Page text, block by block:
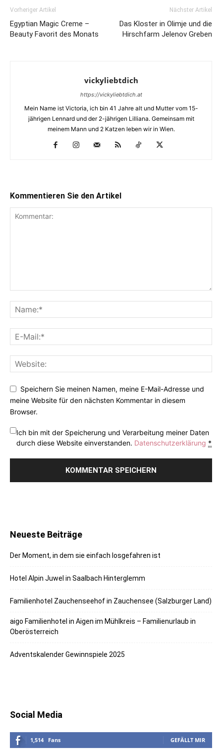
Vorheriger Artikel
Egyptian Magic Creme –
Beauty Favorit des Monats
Nächster Artikel
Das Kloster in Olimje und die
Hirschfarm Jelenov Greben
vickyliebtdich
https://vickyliebtdich.at
Mein Name ist Victoria, ich bin 41 Jahre alt und Mutter vom 15-
jährigen Lennard und der 2-jährigen Lilliana. Gemeinsam mit
meinem Mann und 2 Katzen leben wir in Wien.
Kommentieren Sie den Artikel
Speichern Sie meinen Namen, meine E-Mail-Adresse und
meine Website für den nächsten Kommentar in diesem
Browser.
Ich bin mit der Speicherung und Verarbeitung meiner Daten
durch diese Website einverstanden. Datenschutzerklärung *
Neueste Beiträge
Der Moment, in dem sie einfach losgefahren ist
Hotel Alpin Juwel in Saalbach Hinterglemm
Familienhotel Zauchenseehof in Zauchensee (Salzburger Land)
aigo Familienhotel in Aigen im Mühlkreis – Familienurlaub in
Oberösterreich
Adventskalender Gewinnspiele 2025
Social Media
1,514 Fans GEFÄLLT MIR